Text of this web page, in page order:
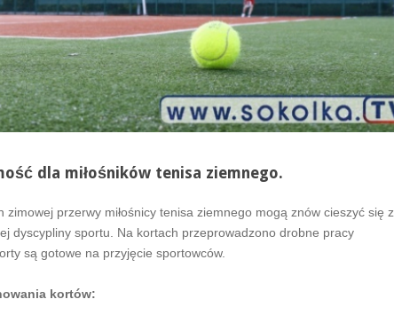
dla miłośników tenisa ziemnego.
zimowej przerwy miłośnicy tenisa ziemnego mogą znów cieszyć się z
dyscypliny sportu. Na kortach przeprowadzono drobne pracy
są gotowe na przyjęcie sportowców.
kortów: